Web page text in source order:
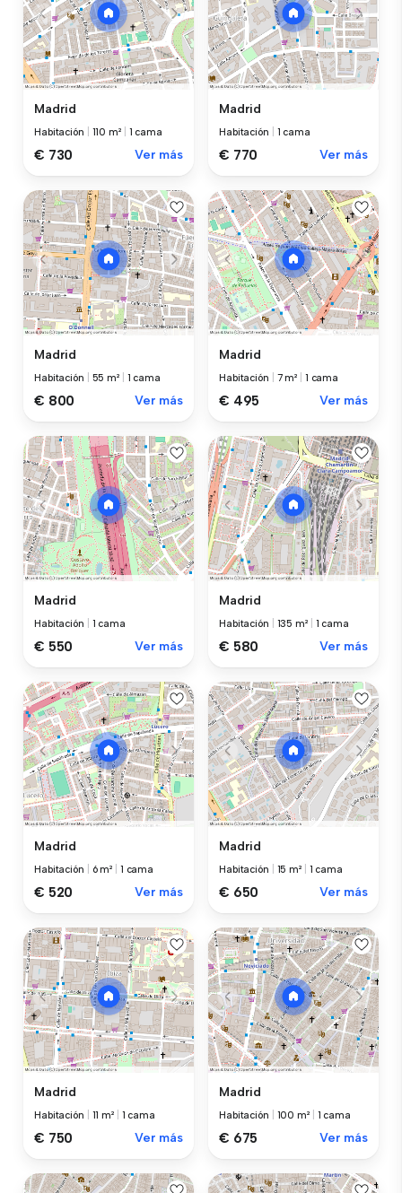
Madrid
Habitación 110 m² 1 cama
€ 730 Ver más
Madrid
Habitación 1 cama
€ 770 Ver más
Madrid
Habitación 55 m² 1 cama
€ 800 Ver más
Madrid
Habitación 7 m² 1 cama
€ 495 Ver más
Madrid
Habitación 1 cama
€ 550 Ver más
Madrid
Habitación 135 m² 1 cama
€ 580 Ver más
Madrid
Habitación 6 m² 1 cama
€ 520 Ver más
Madrid
Habitación 15 m² 1 cama
€ 650 Ver más
Madrid
Habitación 11 m² 1 cama
€ 750 Ver más
Madrid
Habitación 100 m² 1 cama
€ 675 Ver más